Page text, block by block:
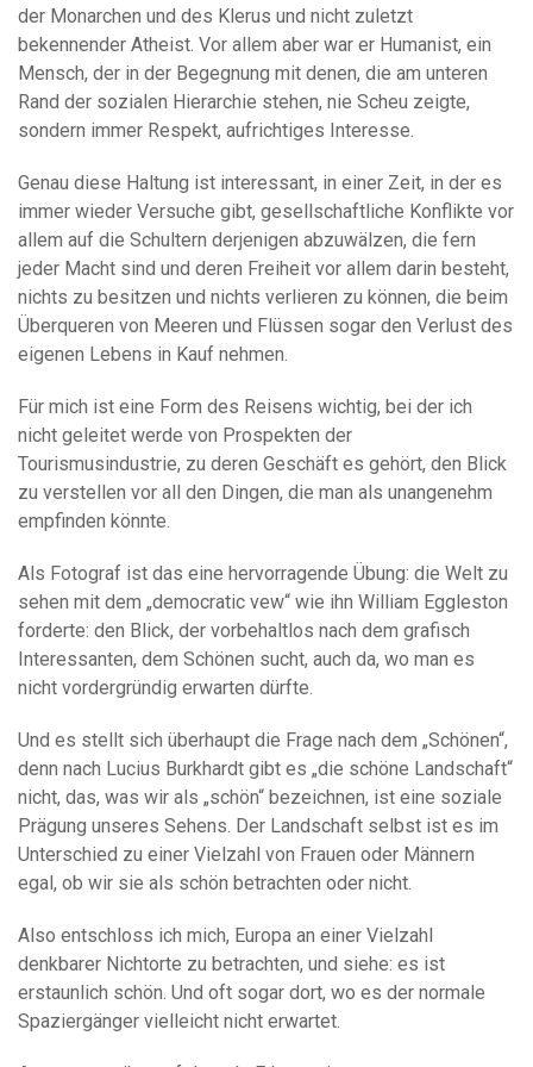
der Monarchen und des Klerus und nicht zuletzt
bekennender Atheist. Vor allem aber war er Humanist, ein
Mensch, der in der Begegnung mit denen, die am unteren
Rand der sozialen Hierarchie stehen, nie Scheu zeigte,
sondern immer Respekt, aufrichtiges Interesse.
Genau diese Haltung ist interessant, in einer Zeit, in der es
immer wieder Versuche gibt, gesellschaftliche Konflikte vor
allem auf die Schultern derjenigen abzuwälzen, die fern
jeder Macht sind und deren Freiheit vor allem darin besteht,
nichts zu besitzen und nichts verlieren zu können, die beim
Überqueren von Meeren und Flüssen sogar den Verlust des
eigenen Lebens in Kauf nehmen.
Für mich ist eine Form des Reisens wichtig, bei der ich
nicht geleitet werde von Prospekten der
Tourismusindustrie, zu deren Geschäft es gehört, den Blick
zu verstellen vor all den Dingen, die man als unangenehm
empfinden könnte.
Als Fotograf ist das eine hervorragende Übung: die Welt zu
sehen mit dem „democratic vew“ wie ihn William Eggleston
forderte: den Blick, der vorbehaltlos nach dem grafisch
Interessanten, dem Schönen sucht, auch da, wo man es
nicht vordergründig erwarten dürfte.
Und es stellt sich überhaupt die Frage nach dem „Schönen“,
denn nach Lucius Burkhardt gibt es „die schöne Landschaft“
nicht, das, was wir als „schön“ bezeichnen, ist eine soziale
Prägung unseres Sehens. Der Landschaft selbst ist es im
Unterschied zu einer Vielzahl von Frauen oder Männern
egal, ob wir sie als schön betrachten oder nicht.
Also entschloss ich mich, Europa an einer Vielzahl
denkbarer Nichtorte zu betrachten, und siehe: es ist
erstaunlich schön. Und oft sogar dort, wo es der normale
Spaziergänger vielleicht nicht erwartet.